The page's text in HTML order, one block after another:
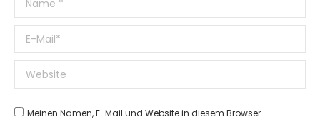
E-Mail *
Website
Meinen Namen, E-Mail und Website in diesem Browser